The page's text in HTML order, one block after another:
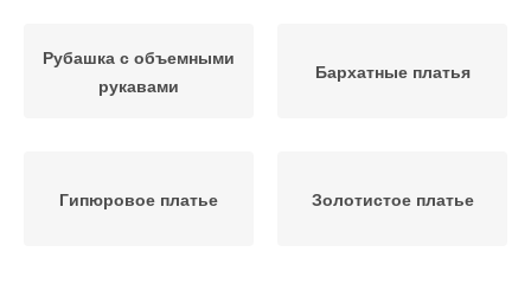
Рубашка с объемными
рукавами
Бархатные платья
Гипюровое платье Золотистое платье